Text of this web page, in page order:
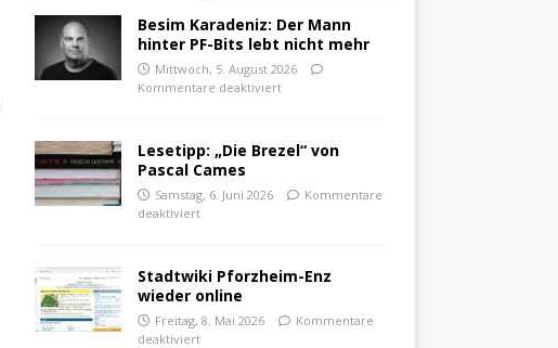
Besim Karadeniz: Der Mann
hinter PF-Bits lebt nicht mehr
Mittwoch, 5. August 2026
Kommentare deaktiviert
Lesetipp: „Die Brezel“ von
Pascal Cames
Samstag, 6. Juni 2026
Kommentare
deaktiviert
Stadtwiki Pforzheim-Enz
wieder online
Freitag, 8. Mai 2026
Kommentare
deaktiviert